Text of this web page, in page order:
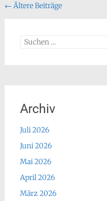
Beitragsnavigation
← Ältere Beiträge
Suchen
Archiv
Juli 2026
Juni 2026
Mai 2026
April 2026
März 2026